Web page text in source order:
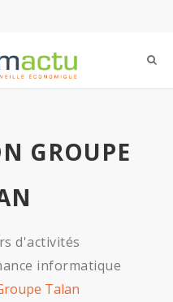
GROUPE
d'activités
informatique
Talan